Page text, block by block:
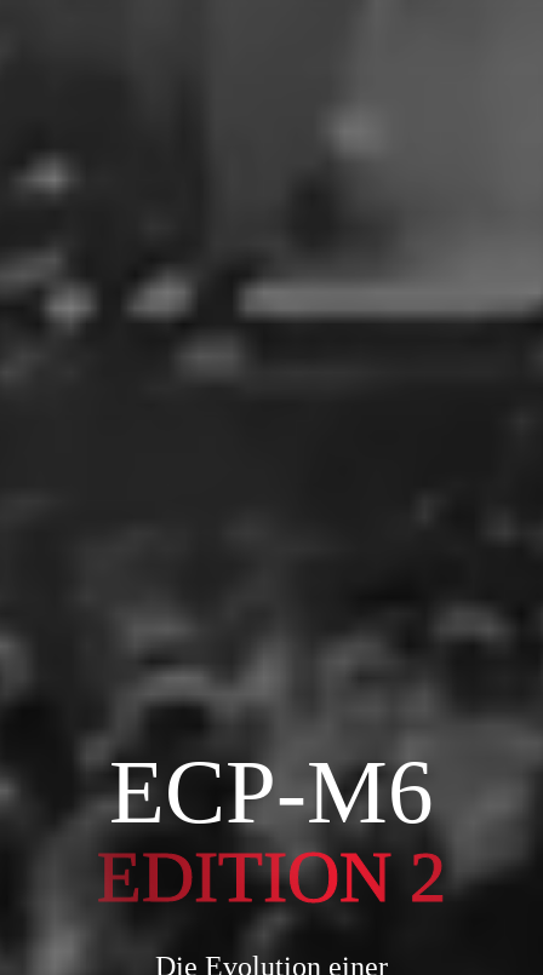
ECP-M6
EDITION 2
Die Evolution einer